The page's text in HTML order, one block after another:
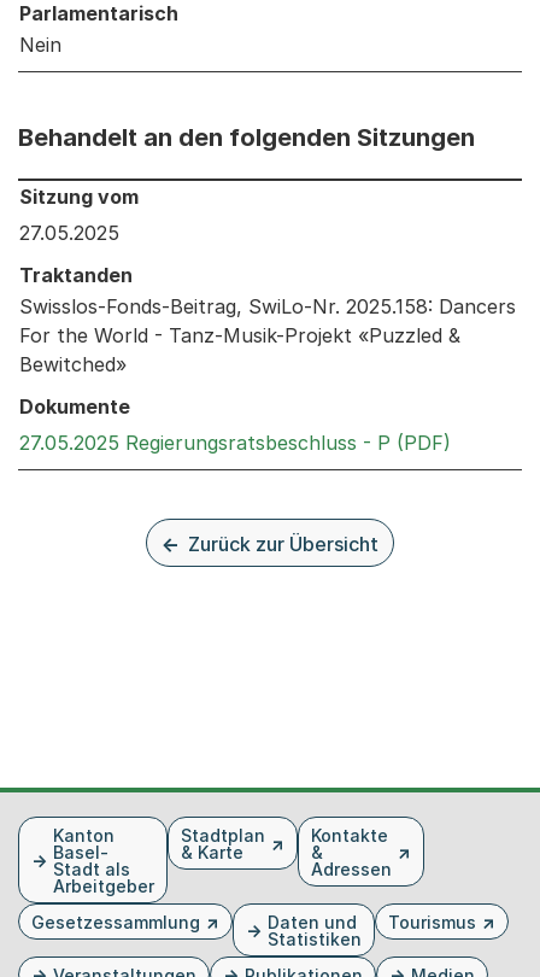
Parlamentarisch
Nein
Behandelt an den folgenden Sitzungen
Behandelt an den folgenden Sitzungen: Informationen
Sitzung vom
27.05.2025
Traktanden
Swisslos-Fonds-Beitrag, SwiLo-Nr. 2025.158: Dancers
For the World - Tanz-Musik-Projekt «Puzzled &
Bewitched»
Dokumente
27.05.2025 Regierungsratsbeschluss - P (PDF)
Zurück zur Übersicht
FusszeileKanton
Basel-
Stadt als
Arbeitgeber
Stadtplan
& Karte
Kontakte
&
Adressen
Gesetzessammlung
Daten und
Statistiken
Tourismus